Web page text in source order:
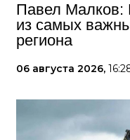
Павел
из самых
региона
06 августа 2026,